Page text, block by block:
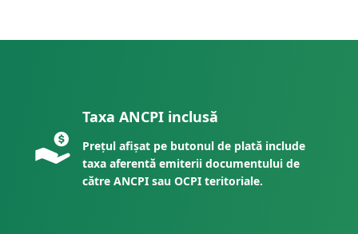
Taxa ANCPI inclusă
Prețul afișat pe butonul de plată include
taxa aferentă emiterii documentului de
către ANCPI sau OCPI teritoriale.